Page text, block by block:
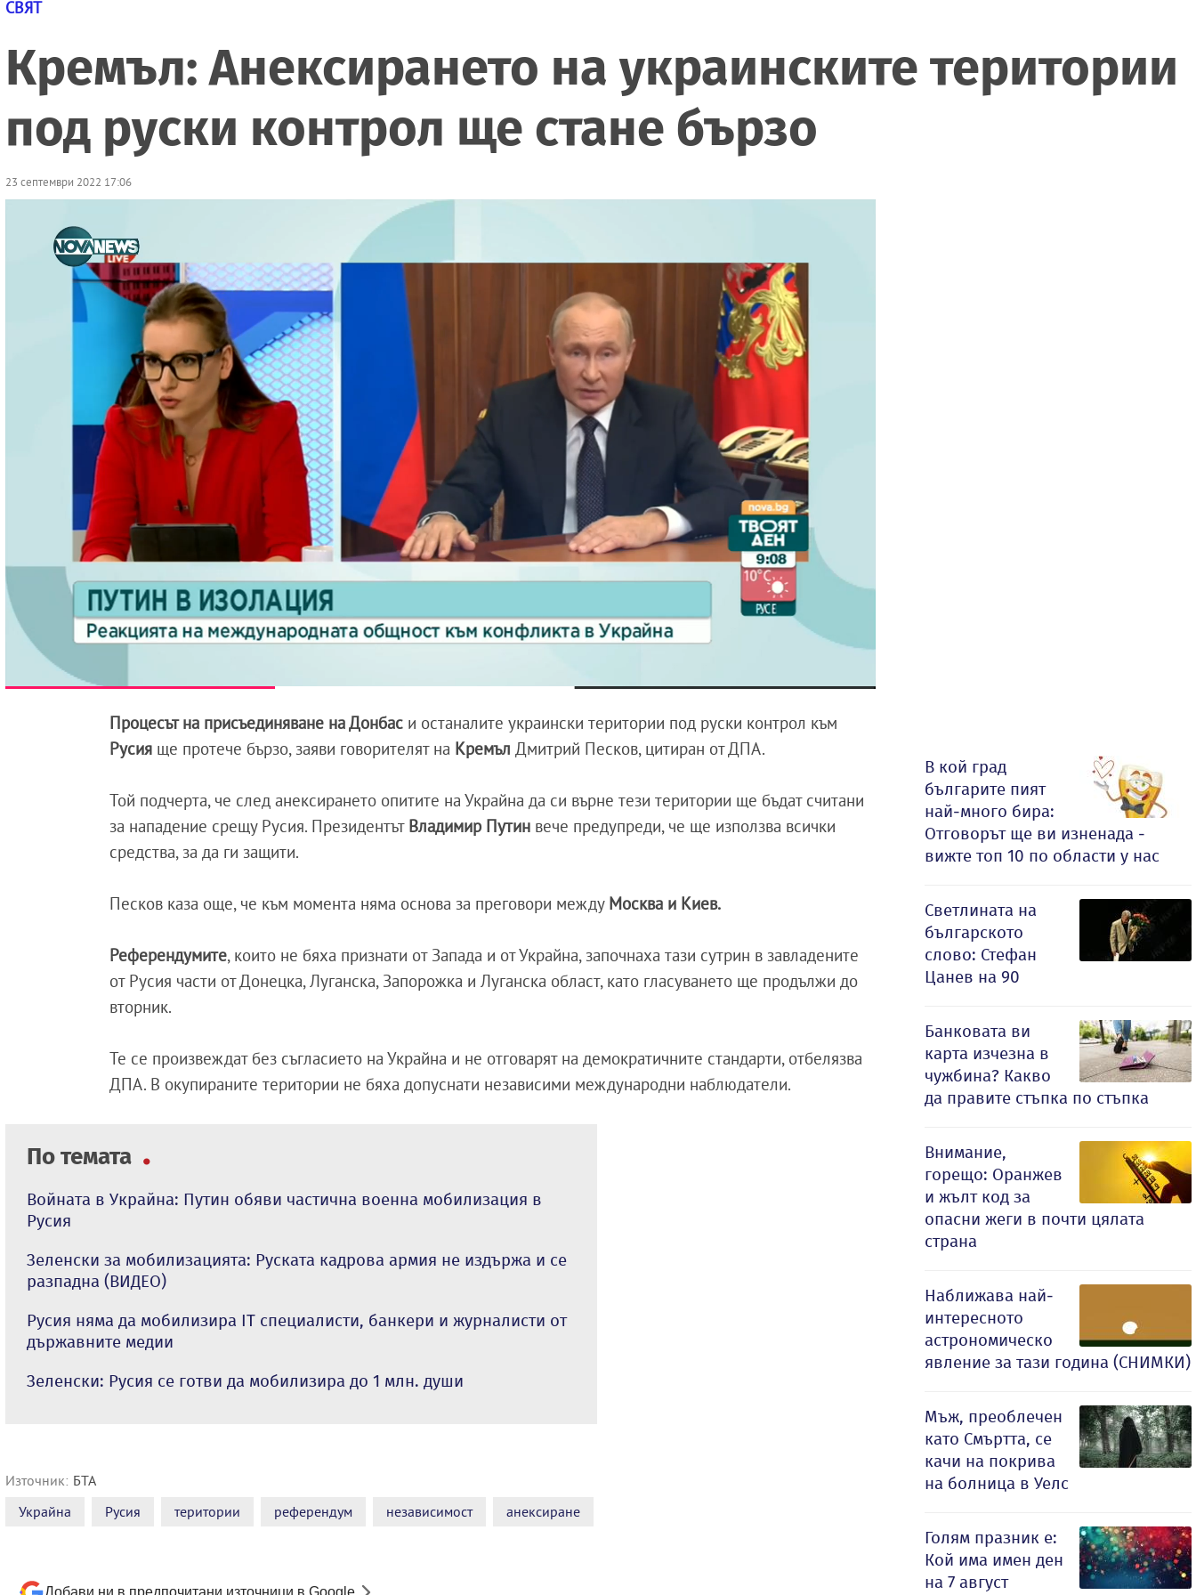
СВЯТ
Кремъл: Aнексирането на украинските територии
под руски контрол ще стане бързо
23 септември 2022 17:06
Процесът на присъединяване на Донбас и останалите украински територии под руски контрол към
Русия ще протече бързо, заяви говорителят на КремълДмитрий Песков, цитиран от ДПА.
Той подчерта, че след анексирането опитите на Украйна да си върне тези територии ще бъдат считани
за нападение срещу Русия. Президентът Владимир Путин вече предупреди, че ще използва всички
средства, за да ги защити.
Песков каза още, че към момента няма основа за преговори между Москва и Киев.
Референдумите, които не бяха признати от Запада и от Украйна, започнаха тази сутрин в завладените
от Русия части от Донецка, Луганска, Запорожка и Луганска област, като гласуването ще продължи до
вторник.
Те се произвеждат без съгласието на Украйна и не отговарят на демократичните стандарти, отбелязва
ДПА. В окупираните територии не бяха допуснати независими международни наблюдатели.
По темата
Войната в Украйна: Путин обяви частична военна мобилизация в
Русия
Зеленски за мобилизацията: Руската кадрова армия не издържа и се
разпадна (ВИДЕО)
Русия няма да мобилизира IT специалисти, банкери и журналисти от
държавните медии
Зеленски: Русия се готви да мобилизира до 1 млн. души
Източник: БТА
Украйна
Русия територии референдум независимост анексиране
В кой град
българите пият
най-много бира:
Отговорът ще ви изненада -
вижте топ 10 по области у нас
Светлината на
българското
слово: Стефан
Цанев на 90
Банковата ви
карта изчезна в
чужбина? Какво
да правите стъпка по стъпка
Внимание,
горещо: Оранжев
и жълт код за
опасни жеги в почти цялата
страна
Наближава най-
интересното
астрономическо
явление за тази година (СНИМКИ)
Мъж, преоблечен
като Смъртта, се
качи на покрива
на болница в Уелс
Голям празник е:
Кой има имен ден
на 7 август